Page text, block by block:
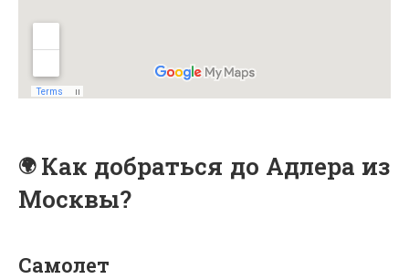
Как добраться до Адлера из
Москвы?
Самолет